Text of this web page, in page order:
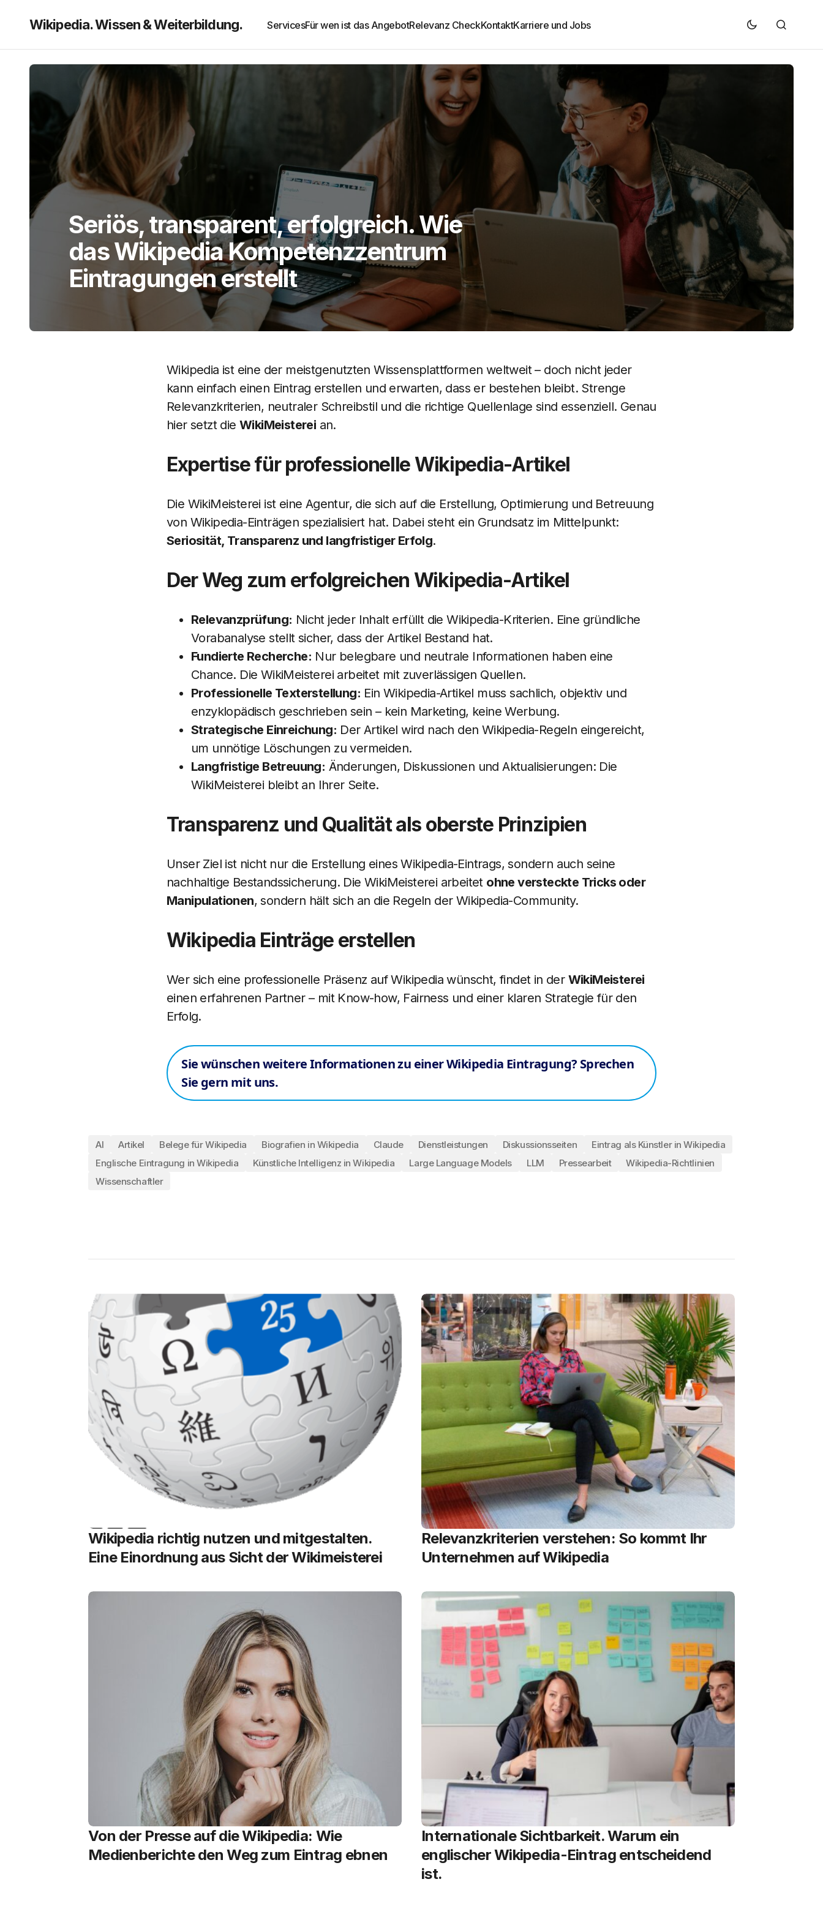
Wikipedia. Wissen & Weiterbildung. ServicesFür wen ist das AngebotRelevanz CheckKontaktKarriere und Jobs
Seriös, transparent, erfolgreich. Wie
das Wikipedia Kompetenzzentrum
Eintragungen erstellt
Wikipedia ist eine der meistgenutzten Wissensplattformen weltweit – doch nicht jeder
kann einfach einen Eintrag erstellen und erwarten, dass er bestehen bleibt. Strenge
Relevanzkriterien, neutraler Schreibstil und die richtige Quellenlage sind essenziell. Genau
hier setzt dieWikiMeisterei an.
Expertise für professionelle Wikipedia-Artikel
Die WikiMeisterei ist eine Agentur, die sich auf die Erstellung, Optimierung und Betreuung
von Wikipedia-Einträgen spezialisiert hat. Dabei steht ein Grundsatz im Mittelpunkt:
Seriosität, Transparenz und langfristiger Erfolg.
Der Weg zum erfolgreichen Wikipedia-Artikel
Relevanzprüfung: Nicht jeder Inhalt erfüllt die Wikipedia-Kriterien. Eine gründliche
Vorabanalyse stellt sicher, dass der Artikel Bestand hat.
Fundierte Recherche: Nur belegbare und neutrale Informationen haben eine
Chance. Die WikiMeisterei arbeitet mit zuverlässigen Quellen.
Professionelle Texterstellung: Ein Wikipedia-Artikel muss sachlich, objektiv und
enzyklopädisch geschrieben sein – kein Marketing, keine Werbung.
Strategische Einreichung: Der Artikel wird nach den Wikipedia-Regeln eingereicht,
um unnötige Löschungen zu vermeiden.
Langfristige Betreuung: Änderungen, Diskussionen und Aktualisierungen: Die
WikiMeisterei bleibt an Ihrer Seite.
Transparenz und Qualität als oberste Prinzipien
Unser Ziel ist nicht nur die Erstellung eines Wikipedia-Eintrags, sondern auch seine
nachhaltige Bestandssicherung. Die WikiMeisterei arbeitet ohne versteckte Tricks oder
Manipulationen, sondern hält sich an die Regeln der Wikipedia-Community.
Wikipedia Einträge erstellen
Wer sich eine professionelle Präsenz auf Wikipedia wünscht, findet in der WikiMeisterei
einen erfahrenen Partner – mit Know-how, Fairness und einer klaren Strategie für den
Erfolg.
Sie wünschen weitere Informationen zu einer Wikipedia Eintragung? Sprechen
Sie gern mit uns.
AI Artikel Belege für Wikipedia Biografien in Wikipedia Claude Dienstleistungen Diskussionsseiten
Eintrag als Künstler in Wikipedia
Englische Eintragung in Wikipedia
Künstliche Intelligenz in Wikipedia Large Language Models LLM Pressearbeit
Wikipedia-Richtlinien
Wissenschaftler
Wikipedia richtig nutzen und mitgestalten.
Eine Einordnung aus Sicht der Wikimeisterei
Relevanzkriterien verstehen: So kommt Ihr
Unternehmen auf Wikipedia
Von der Presse auf die Wikipedia: Wie
Medienberichte den Weg zum Eintrag ebnen
Internationale Sichtbarkeit. Warum ein
englischer Wikipedia-Eintrag entscheidend
ist.